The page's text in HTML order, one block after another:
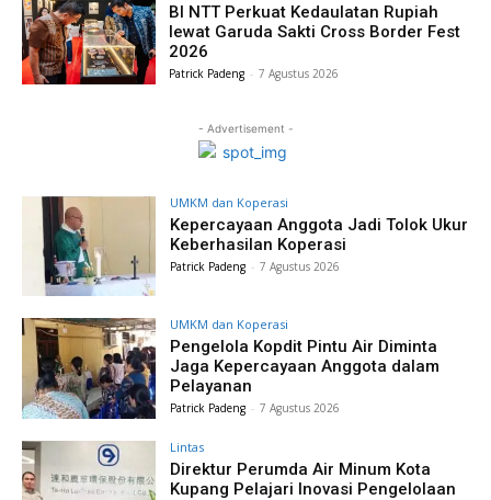
BI NTT Perkuat Kedaulatan Rupiah
lewat Garuda Sakti Cross Border Fest
2026
Patrick Padeng - 7 Agustus 2026
- Advertisement -
UMKM dan Koperasi
Kepercayaan Anggota Jadi Tolok Ukur
Keberhasilan Koperasi
Patrick Padeng - 7 Agustus 2026
UMKM dan Koperasi
Pengelola Kopdit Pintu Air Diminta
Jaga Kepercayaan Anggota dalam
Pelayanan
Patrick Padeng - 7 Agustus 2026
Lintas
Direktur Perumda Air Minum Kota
Kupang Pelajari Inovasi Pengelolaan